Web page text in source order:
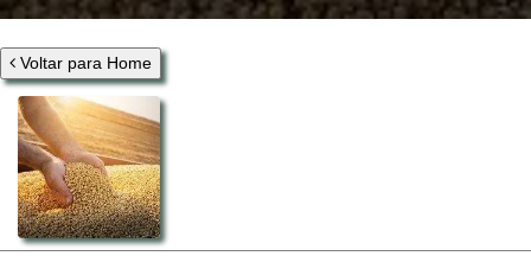
Voltar para Home